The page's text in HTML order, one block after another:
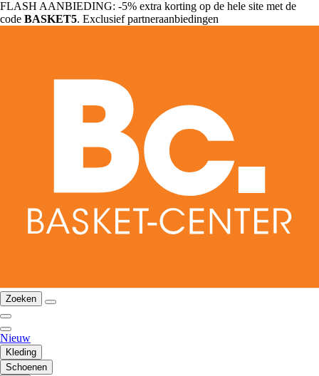
FLASH AANBIEDING: -5% extra korting op de hele site met de
code BASKET5. Exclusief partneraanbiedingen
Zoeken
Nieuw
Kleding
Schoenen